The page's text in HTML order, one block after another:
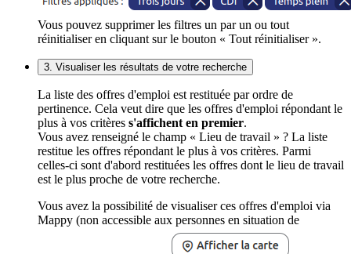
Vous pouvez supprimer les filtres un par un ou tout
réinitialiser en cliquant sur le bouton « Tout réinitialiser ».
3. Visualiser les résultats de votre recherche
La liste des offres d'emploi est restituée par ordre de
pertinence. Cela veut dire que les offres d'emploi répondant le
plus à vos critères s'affichent en premier.
Vous avez renseigné le champ « Lieu de travail » ? La liste
restitue les offres répondant le plus à vos critères. Parmi
celles-ci sont d'abord restituées les offres dont le lieu de travail
est le plus proche de votre recherche.
Vous avez la possibilité de visualiser ces offres d'emploi via
Mappy (non accessible aux personnes en situation de